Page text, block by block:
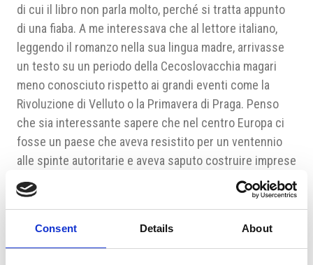
Consent Details About
di cui il libro non parla molto, perché si tratta appunto
di una fiaba. A me interessava che al lettore italiano,
leggendo il romanzo nella sua lingua madre, arrivasse
un testo su un periodo della Cecoslovacchia magari
meno conosciuto rispetto ai grandi eventi come la
Rivoluzione di Velluto o la Primavera di Praga. Penso
che sia interessante sapere che nel centro Europa ci
fosse un paese che aveva resistito per un ventennio
alle spinte autoritarie e aveva saputo costruire imprese
globali come Baťa.”
Come abbiamo detto si tratta di una fiaba calcistica.
In che modo viene dipinto il mondo del calcio
dell’epoca?